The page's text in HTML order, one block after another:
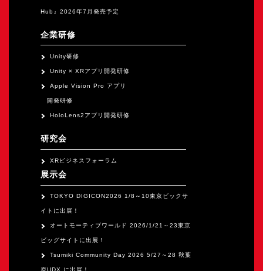
Hub』2026年7月発売予定
企業研修
Unity研修
Unity × XRアプリ開発研修
Apple Vision Pro アプリ
開発研修
HoloLens2アプリ開発研修
研究会
XRビジネスフォーラム
展示会
TOKYO DIGICON2026 1/8～10東京ビックサ
イトに出展！
オートモーティブワールド 2026/1/21～23東京
ビッグサイトに出展！
Tsumiki Community Day 2026 5/27～28 秋葉
原UDX に出展！